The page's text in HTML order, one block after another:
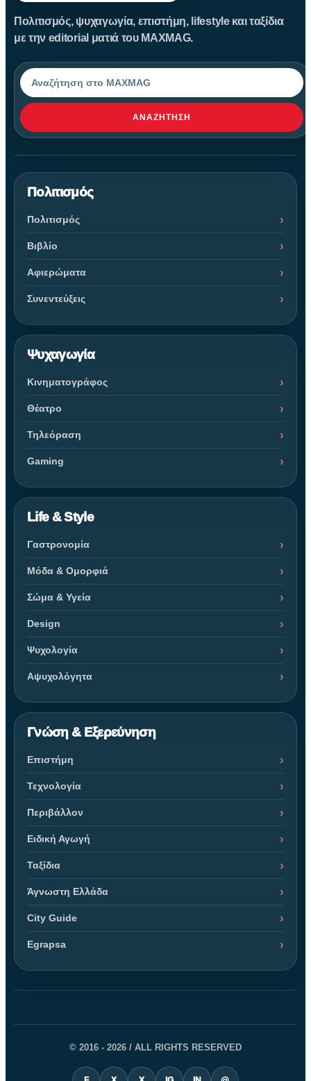
Πολιτισμός, ψυχαγωγία, επιστήμη, lifestyle και ταξίδια
με την editorial ματιά του MAXMAG.
Αναζήτηση
ΑΝΑΖΉΤΗΣΗ
Πολιτισμός
Πολιτισμός
Βιβλίο
Αφιερώματα
Συνεντεύξεις
Ψυχαγωγία
Κινηματογράφος
Θέατρο
Τηλεόραση
Gaming
Life & Style
Γαστρονομία
Μόδα & Ομορφιά
Σώμα & Υγεία
Design
Ψυχολογία
Αψυχολόγητα
Γνώση & Εξερεύνηση
Επιστήμη
Τεχνολογία
Περιβάλλον
Ειδική Αγωγή
Ταξίδια
Άγνωστη Ελλάδα
City Guide
Egrapsa
© 2016 - 2026 / ALL RIGHTS RESERVED